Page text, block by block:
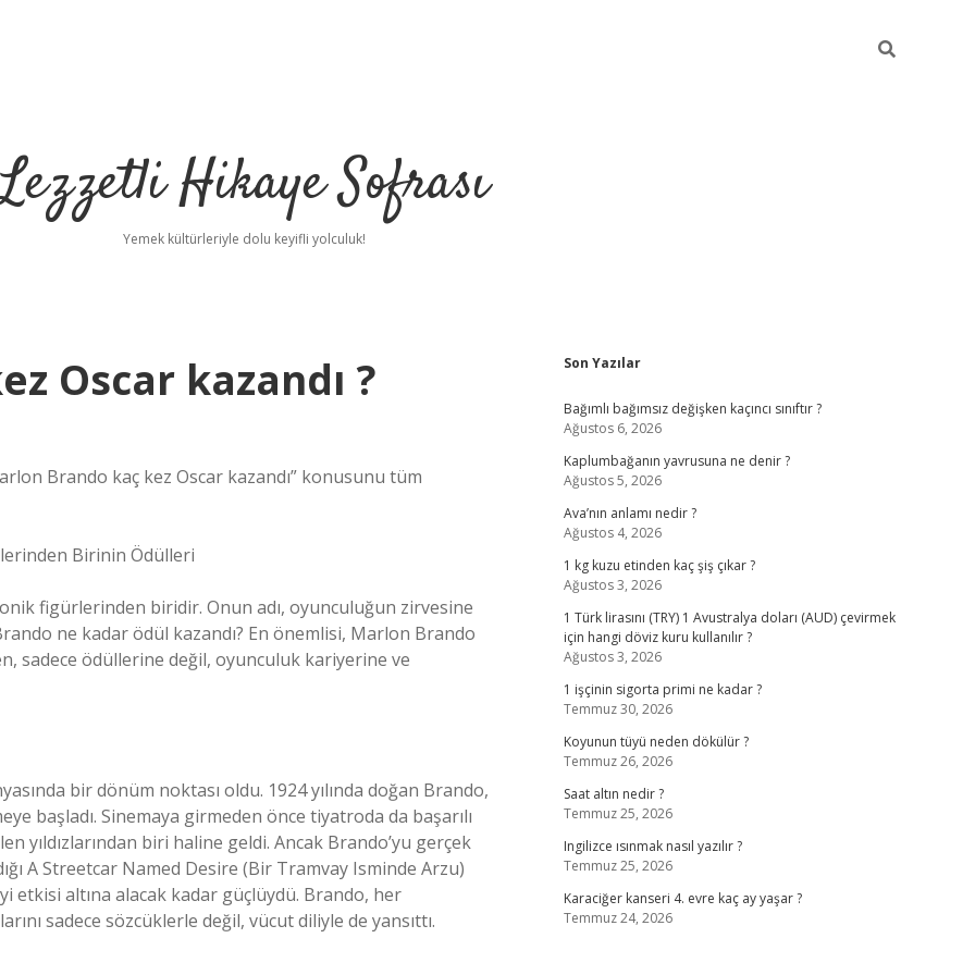
Lezzetli Hikaye Sofrası
Yemek kültürleriyle dolu keyifli yolculuk!
Oscar kazandı ?
Brando kaç kez Oscar kazandı” konusunu tüm
Birinin Ödülleri
figürlerinden biridir. Onun adı, oyunculuğun zirvesine
ne kadar ödül kazandı? En önemlisi, Marlon Brando
sadece ödüllerine değil, oyunculuk kariyerine ve
bir dönüm noktası oldu. 1924 yılında doğan Brando,
başladı. Sinemaya girmeden önce tiyatroda da başarılı
yıldızlarından biri haline geldi. Ancak Brando’yu gerçek
A Streetcar Named Desire (Bir Tramvay Isminde Arzu)
etkisi altına alacak kadar güçlüydü. Brando, her
sadece sözcüklerle değil, vücut diliyle de yansıttı.
Sidebar
Son Yazılar
Bağımlı bağımsız değişken kaçıncı sınıftır ?
Ağustos 6, 2026
Kaplumbağanın yavrusuna ne denir ?
Ağustos 5, 2026
Ava’nın anlamı nedir ?
Ağustos 4, 2026
1 kg kuzu etinden kaç şiş çıkar ?
Ağustos 3, 2026
1 Türk lirasını (TRY) 1 Avustralya doları (AUD) çevirmek
için hangi döviz kuru kullanılır ?
Ağustos 3, 2026
1 işçinin sigorta primi ne kadar ?
Temmuz 30, 2026
Koyunun tüyü neden dökülür ?
Temmuz 26, 2026
Saat altın nedir ?
Temmuz 25, 2026
Ingilizce ısınmak nasıl yazılır ?
Temmuz 25, 2026
Karaciğer kanseri 4. evre kaç ay yaşar ?
Temmuz 24, 2026